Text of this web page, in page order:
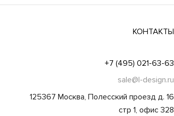
КОНТАКТЫ
+7 (495) 021-63-63
sale@l-design.ru
125367 Москва, Полесский проезд д. 16
стр 1, офис 328